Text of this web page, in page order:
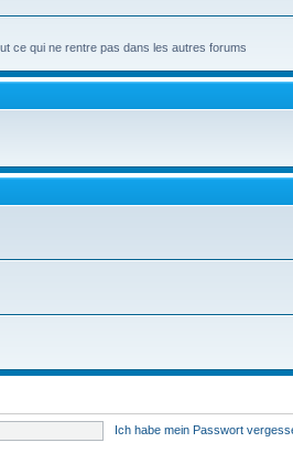
ce qui ne rentre pas dans les autres forums
Ich habe mein Passwort